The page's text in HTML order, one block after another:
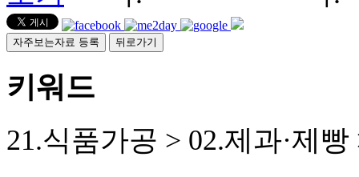
자주보는자료 등록 뒤로가기
키워드
21.식품가공 > 02.제과·제